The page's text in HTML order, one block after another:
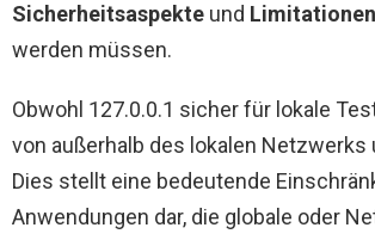
Sicherheitsaspekte und Limitationen
werden müssen.
Obwohl 127.0.0.1 sicher für lokale
von außerhalb des lokalen Netzwerks
Dies stellt eine bedeutende
Anwendungen dar, die globale oder